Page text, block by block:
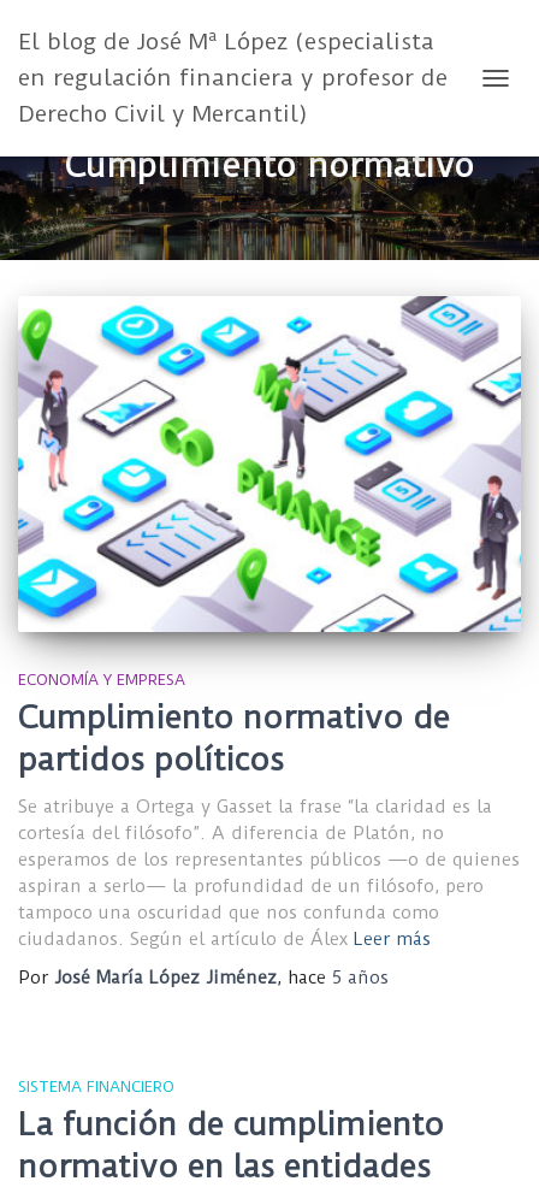
El blog de José Mª López (especialista
en regulación financiera y profesor de
Derecho Civil y Mercantil)
Cumplimiento normativo
ECONOMÍA Y EMPRESA
Cumplimiento normativo de
partidos políticos
Se atribuye a Ortega y Gasset la frase “la claridad es la
cortesía del filósofo”. A diferencia de Platón, no
esperamos de los representantes públicos —o de quienes
aspiran a serlo— la profundidad de un filósofo, pero
tampoco una oscuridad que nos confunda como
ciudadanos. Según el artículo de Álex Leer más
Por José María López Jiménez, hace 5 años
SISTEMA FINANCIERO
La función de cumplimiento
normativo en las entidades